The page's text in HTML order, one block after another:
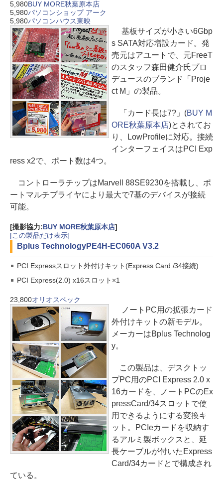
5,980BUY MORE秋葉原本店
5,980パソコンショップ アーク
5,980パソコンハウス東映
基板サイズが小さい6Gbp
s SATA対応増設カード。発
売元はアユートで、元FreeT
のスタッフ森田健介氏プロ
デュースのブランド「Proje
ct M」の製品。
「カード長は7?」(BUY M
ORE秋葉原本店)とされてお
り、LowProfileに対応。接続
インターフェイスはPCI Exp
ress x2で、ポート数は4つ。
コントローラチップはMarvell 88SE9230を搭載し、ポ
ートマルチプライヤにより最大で7基のデバイスが接続
可能。
[撮影協力:BUY MORE秋葉原本店]
[この製品だけ表示]
Bplus TechnologyPE4H-EC060A V3.2
PCI Expressスロット外付けキット(Express Card /34接続)
PCI Express(2.0) x16スロット×1
23,800オリオスペック
ノートPC用の拡張カード
外付けキットの新モデル。
メーカーはBplus Technolog
y。
この製品は、デスクトッ
プPC用のPCI Express 2.0 x
16カードを、ノートPCのEx
pressCard/34スロットで使
用できるようにする変換キ
ット。PCIeカードを収納す
るアルミ製ボックスと、延
長ケーブルが付いたExpress
Card/34カードとで構成され
ている。